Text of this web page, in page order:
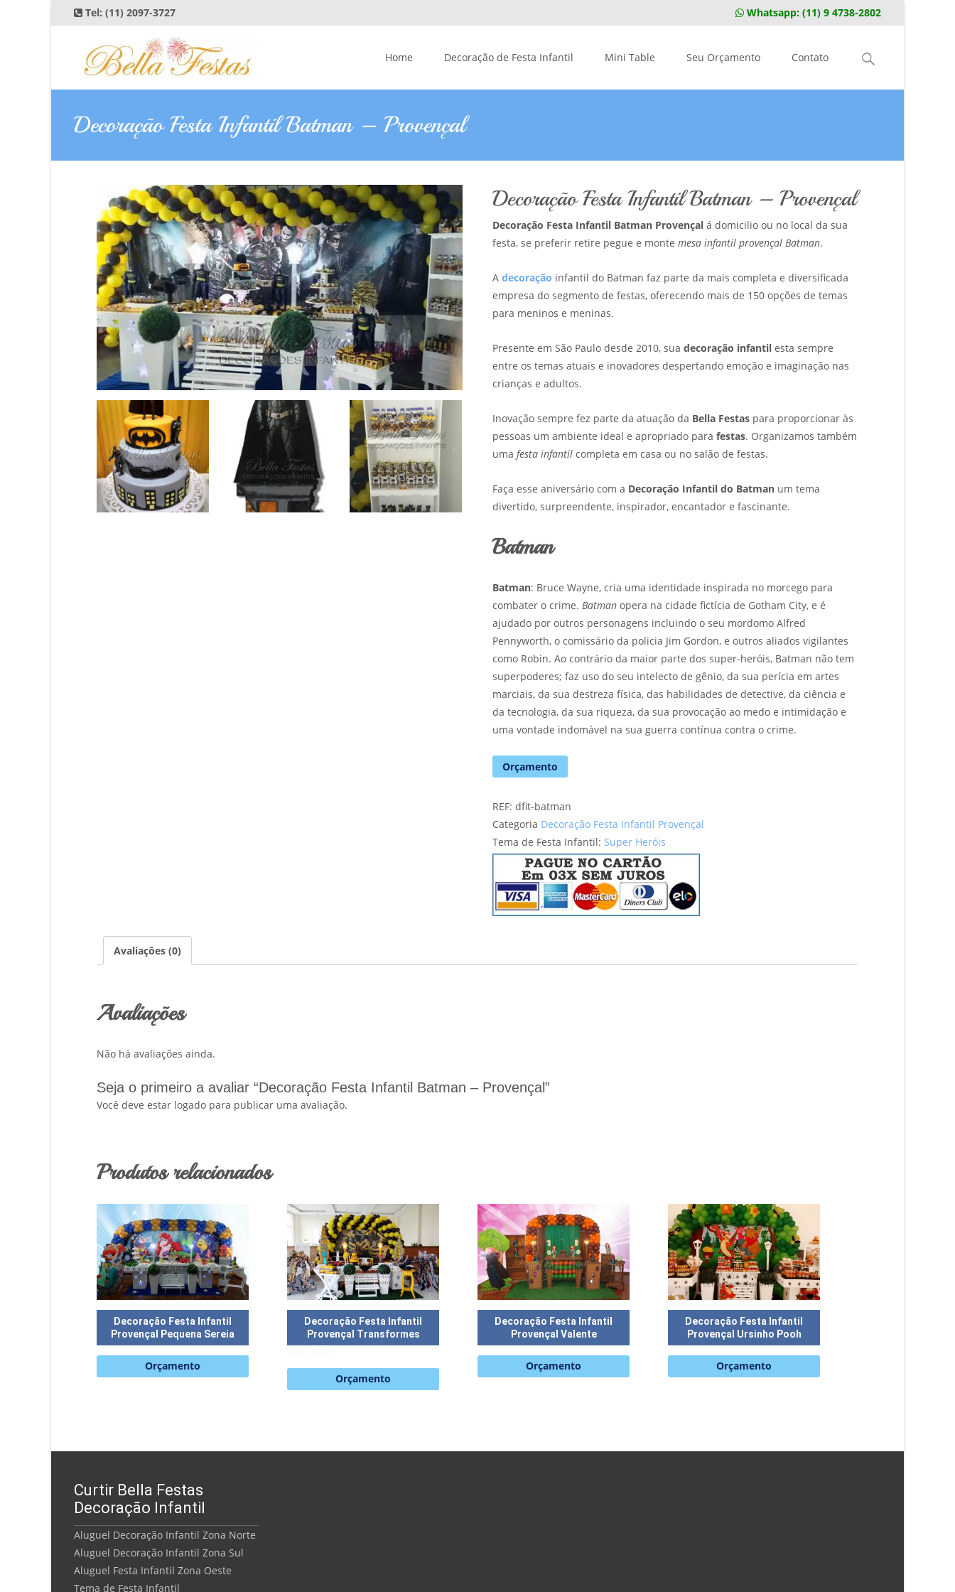
Whatsapp: (11) 9 4738-2802
Tel: (11) 2097-3727
Home
Decoração de Festa Infantil Mini Table Seu Orçamento Contato
Pesquisar
Decoração Festa Infantil Batman – Provençal
Decoração Festa Infantil Batman – Provençal
Decoração Festa Infantil Batman Provençal á domicilio ou no local da sua
festa, se preferir retire pegue e montemesa infantil provençal Batman.
Adecoração infantil do Batman faz parte da mais completa e diversificada
empresa do segmento de festas, oferecendo mais de 150 opções de temas
para meninos e meninas.
Presente em São Paulo desde 2010, suadecoração infantil esta sempre
entre os temas atuais e inovadores despertando emoção e imaginação nas
crianças e adultos.
Inovação sempre fez parte da atuação da Bella Festas para proporcionar às
pessoas um ambiente ideal e apropriado parafestas. Organizamos também
umafesta infantil completa em casa ou no salão de festas.
Faça esse aniversário com a Decoração Infantil do Batman um tema
divertido, surpreendente, inspirador, encantador e fascinante.
Batman
Batman: Bruce Wayne, cria uma identidade inspirada no morcego para
combater o crime.Batman opera na cidade fictícia de Gotham City, e é
ajudado por outros personagens incluindo o seu mordomo Alfred
Pennyworth, o comissário da policia Jim Gordon, e outros aliados vigilantes
como Robin. Ao contrário da maior parte dos super-heróis, Batman não tem
superpoderes; faz uso do seu intelecto de gênio, da sua perícia em artes
marciais, da sua destreza física, das habilidades de detective, da ciência e
da tecnologia, da sua riqueza, da sua provocação ao medo e intimidação e
uma vontade indomável na sua guerra contínua contra o crime.
Orçamento
REF:dfit-batman
Categoria Decoração Festa Infantil Provençal
Tema de Festa Infantil:Super Heróis
Avaliações (0)
Avaliações
Não há avaliações ainda.
Seja o primeiro a avaliar “Decoração Festa Infantil Batman – Provençal”
Você deve estar logado para publicar uma avaliação.
Produtos relacionados
Decoração Festa Infantil
Provençal Pequena Sereia
Orçamento
Decoração Festa Infantil
Provençal Transformes
de 5
Orçamento
Decoração Festa Infantil
Provençal Valente
Orçamento
Decoração Festa Infantil
Provençal Ursinho Pooh
Orçamento
Curtir Bella Festas
Decoração Infantil
Aluguel Decoração Infantil Zona Norte
Aluguel Decoração Infantil Zona Sul
Aluguel Festa Infantil Zona Oeste
Tema de Festa Infantil